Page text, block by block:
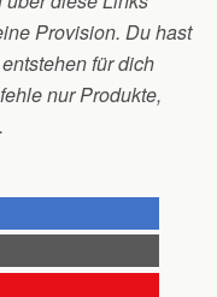
Provision. Du hast
für dich
nur Produkte,